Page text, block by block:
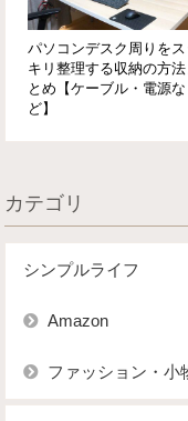
パソコンデスク周りをス
キリ整理する収納の方法
とめ【ケーブル・電源な
ど】
カテゴリ
シンプルライフ
Amazon
ファッション・小